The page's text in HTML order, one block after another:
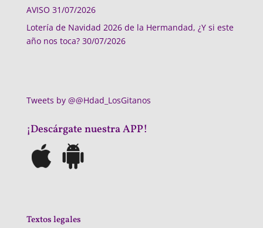
AVISO 31/07/2026
Lotería de Navidad 2026 de la Hermandad, ¿Y si este
año nos toca? 30/07/2026
Tweets by @@Hdad_LosGitanos
¡Descárgate nuestra APP!
Textos legales